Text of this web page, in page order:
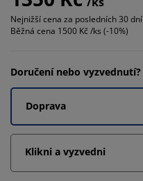
Nejnižší cena za posledních 30 dní
Běžná cena 1500 Kč /ks (-10%)
Doručení nebo vyzvednutí?
Doprava
Klikni a vyzvedni